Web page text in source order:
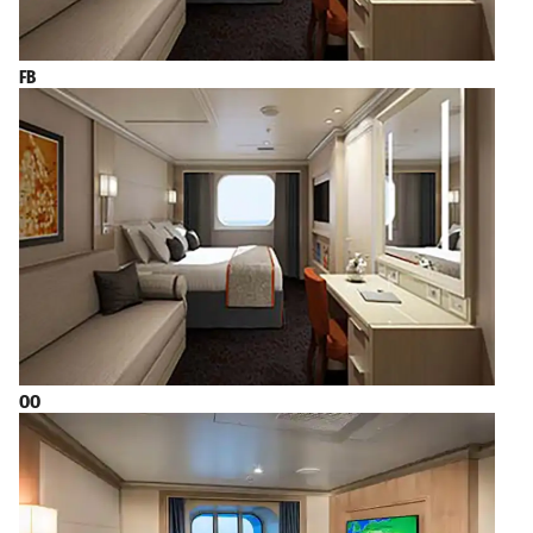
FB
OO